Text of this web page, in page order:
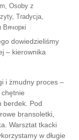
Osoby z
,Tradycja
dowiedzieliśmy
– kierownika
i żmudny proces –
berdek. Pod
bransoletki,
Warsztat tkacki
w długie